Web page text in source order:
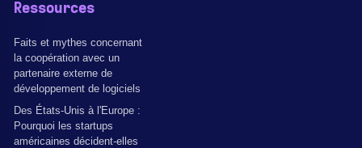
Ressources
Faits et mythes concernant
la coopération avec un
partenaire externe de
développement de logiciels
Des États-Unis à l'Europe :
Pourquoi les startups
américaines décident-elles